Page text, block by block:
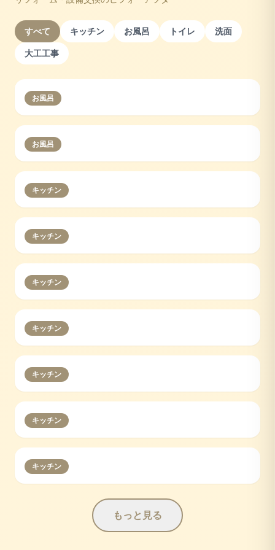
すべて キッチン お風呂 トイレ
洗面
大工工事
お風呂
お風呂
キッチン
キッチン
キッチン
キッチン
キッチン
キッチン
キッチン
もっと見る